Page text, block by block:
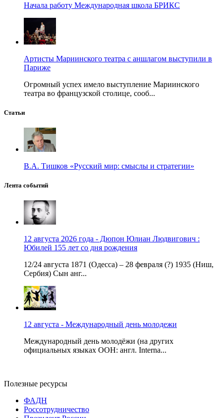
Начала работу Международная школа БРИКС
Артисты Мариинского театра с аншлагом выступили в
Париже
Огромный успех имело выступление Мариинского
театра во французской столице, сооб...
Статьи
В.А. Тишков «Русский мир: смыслы и стратегии»
Лента событий
12 августа 2026 года - Дюпон Юлиан Людвигович :
Юбилей 155 лет со дня рождения
12/24 августа 1871 (Одесса) – 28 февраля (?) 1935 (Ниш,
Сербия) Сын анг...
12 августа - Международный день молодежи
Международный день молодёжи (на других
официальных языках ООН: англ. Interna...
Полезные ресурсы
ФАДН
Россотрудничество